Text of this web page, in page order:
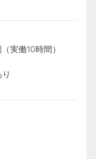
実働10時間）